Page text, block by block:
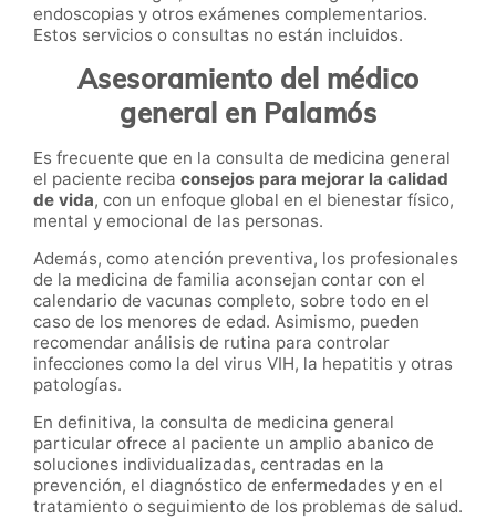
endoscopias y otros exámenes complementarios.
Estos servicios o consultas no están incluidos.
Asesoramiento del médico
general en Palamós
Es frecuente que en la consulta de medicina general
el paciente reciba consejos para mejorar la calidad
de vida, con un enfoque global en el bienestar físico,
mental y emocional de las personas.
Además, como atención preventiva, los profesionales
de la medicina de familia aconsejan contar con el
calendario de vacunas completo, sobre todo en el
caso de los menores de edad. Asimismo, pueden
recomendar análisis de rutina para controlar
infecciones como la del virus VIH, la hepatitis y otras
patologías.
En definitiva, la consulta de medicina general
particular ofrece al paciente un amplio abanico de
soluciones individualizadas, centradas en la
prevención, el diagnóstico de enfermedades y en el
tratamiento o seguimiento de los problemas de salud.